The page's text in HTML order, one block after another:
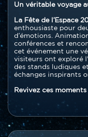
section
Texte
Un véritable voyage
La Fête de l’Espace
enthousiaste pour
d’émotions.
conférences et
cet événement une
visiteurs ont exploré
des stands ludiques
échanges inspirants
Revivez ces